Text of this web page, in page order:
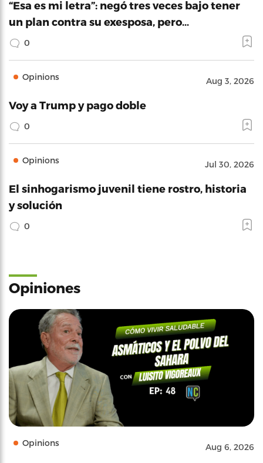
“Esa es mi letra”: negó tres veces bajo tener
un plan contra su exesposa, pero…
0
Opinions Aug 3, 2026
Voy a Trump y pago doble
0
Opinions Jul 30, 2026
El sinhogarismo juvenil tiene rostro, historia
y solución
0
Opiniones
Opinions Aug 6, 2026